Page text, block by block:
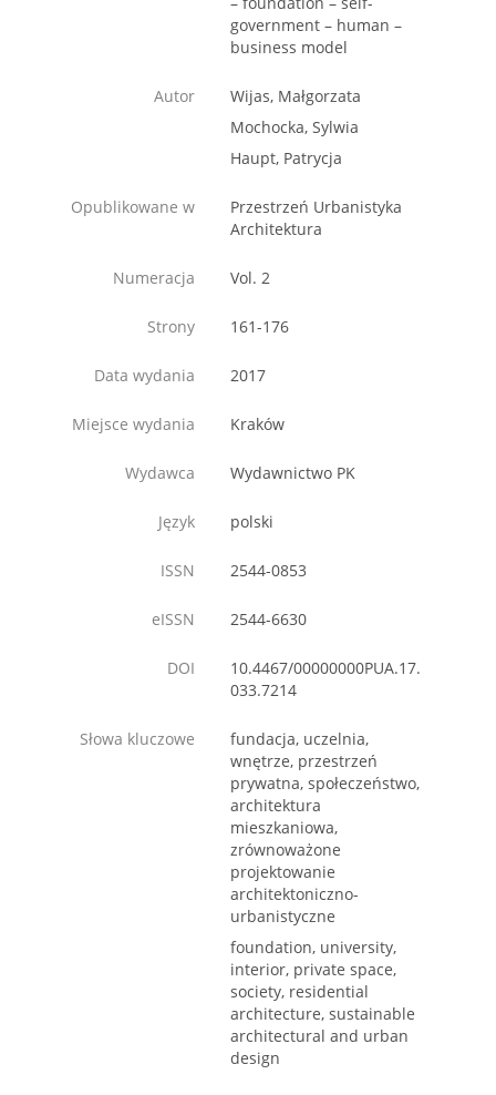
government – human –
business model
Autor
Wijas, Małgorzata
Mochocka, Sylwia
Haupt, Patrycja
Opublikowane w
Przestrzeń Urbanistyka
Architektura
Numeracja Vol. 2
Strony 161-176
Data wydania 2017
Miejsce wydania Kraków
Wydawca Wydawnictwo PK
Język polski
ISSN 2544-0853
eISSN 2544-6630
DOI
10.4467/00000000PUA.17.
033.7214
Słowa kluczowe
fundacja, uczelnia,
wnętrze, przestrzeń
prywatna, społeczeństwo,
architektura
mieszkaniowa,
zrównoważone
projektowanie
architektoniczno-
urbanistyczne
foundation, university,
interior, private space,
society, residential
architecture, sustainable
architectural and urban
design